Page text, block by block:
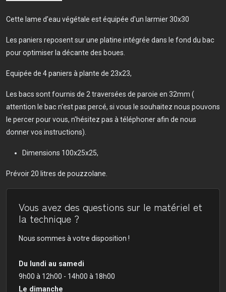
Cette lame d'eau végétale est équipée d'un larmier 30x30
Les paniers reposent sur une platine intégrée dans le fond du bac
pour optimiser la décante des boues.
Equipée de 4 paniers à plante de 23x23,
Les bacs sont fournis de 2 traversées de paroie en 32mm (
attention le bac n'est pas percé, si vous le souhaitez nous pouvons
le percer pour vous, n'hésitez pas à téléphoner afin de nous
donner vos instructions).
Dimensions 100x25x25,
Prévoir 20 litres de pouzzolane.
Vous avez des questions sur le matériel et
la technique ?
Nous sommes à votre disposition !
Du lundi au samedi
9h00 à 12h00 - 14h00 à 18h00
Le dimanche